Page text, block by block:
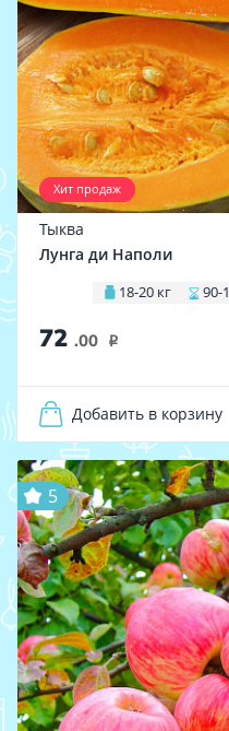
Хит продаж
Тыква
Лунга ди Наполи
18-20 кг 90-
72 .00 i
Добавить в корзину
5